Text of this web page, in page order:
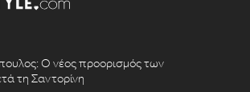
Ο νέος προορισμός των
τη Σαντορίνη